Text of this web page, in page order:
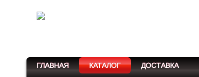
ГЛАВНАЯ КАТАЛОГ ДОСТАВКА